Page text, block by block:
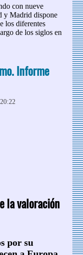
con nueve
y Madrid dispone
los diferentes
de los siglos en
Informe
la valoración
por su